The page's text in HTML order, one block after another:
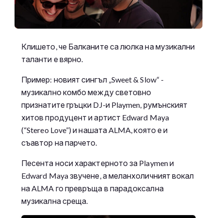
Клишето, че Балканите са люлка на музикални
таланти е вярно.
Пример: новият сингъл „Sweet & Slow“ -
музикално комбо между световно
признатите гръцки DJ-и Playmen, румънският
хитов продуцент и артист Edward Maya
(“Stereo Love”) и нашата ALMA, която е и
съавтор на парчето.
Песента носи характерното за Playmen и
Edward Maya звучене, а меланхоличният вокал
на ALMA го превръща в парадоксална
музикална среща.